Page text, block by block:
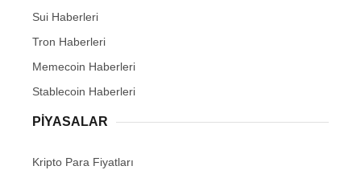
Sui Haberleri
Tron Haberleri
Memecoin Haberleri
Stablecoin Haberleri
PIYASALAR
Kripto Para Fiyatları